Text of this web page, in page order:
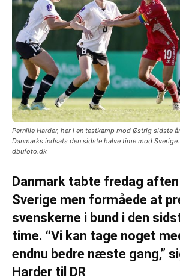
Pernille Harder, her i en testkamp mod Østrig sidste
Danmarks indsats den sidste halve time mod
dbufoto.dk
Danmark tabte fredag aften
Sverige men formåede at
svenskerne i bund i den
time. “Vi kan tage noget
endnu bedre næste gang,”
Harder til DR